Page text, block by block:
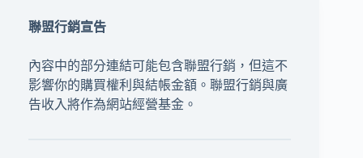
聯盟行銷宣告
內容中的部分連結可能包含聯盟行銷，但這不
影響你的購買權利與結帳金額。聯盟行銷與廣
告收入將作為網站經營基金。